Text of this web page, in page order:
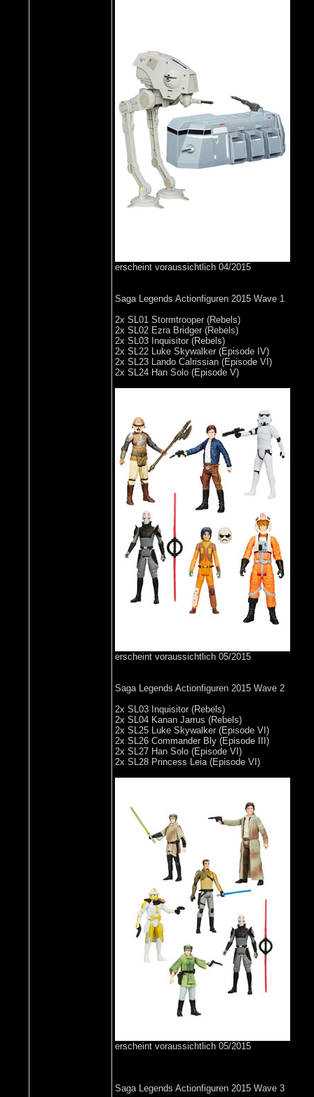
erscheint voraussichtlich 04/2015
Saga Legends Actionfiguren 2015 Wave 1
2x SL01 Stormtrooper (Rebels)
2x SL02 Ezra Bridger (Rebels)
2x SL03 Inquisitor (Rebels)
2x SL22 Luke Skywalker (Episode IV)
2x SL23 Lando Calrissian (Episode VI)
2x SL24 Han Solo (Episode V)
erscheint voraussichtlich 05/2015
Saga Legends Actionfiguren 2015 Wave 2
2x SL03 Inquisitor (Rebels)
2x SL04 Kanan Jarrus (Rebels)
2x SL25 Luke Skywalker (Episode VI)
2x SL26 Commander Bly (Episode III)
2x SL27 Han Solo (Episode VI)
2x SL28 Princess Leia (Episode VI)
erscheint voraussichtlich 05/2015
Saga Legends Actionfiguren 2015 Wave 3